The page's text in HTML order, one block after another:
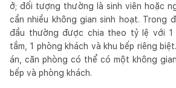
ở; đối tượng thường là sinh viên hoặc
cần nhiều không gian sinh hoạt. Trong
đầu thường được chia theo tỷ lệ với 1
tắm, 1 phòng khách và khu bếp riêng
án, căn phòng có thể có một không
bếp và phòng khách.